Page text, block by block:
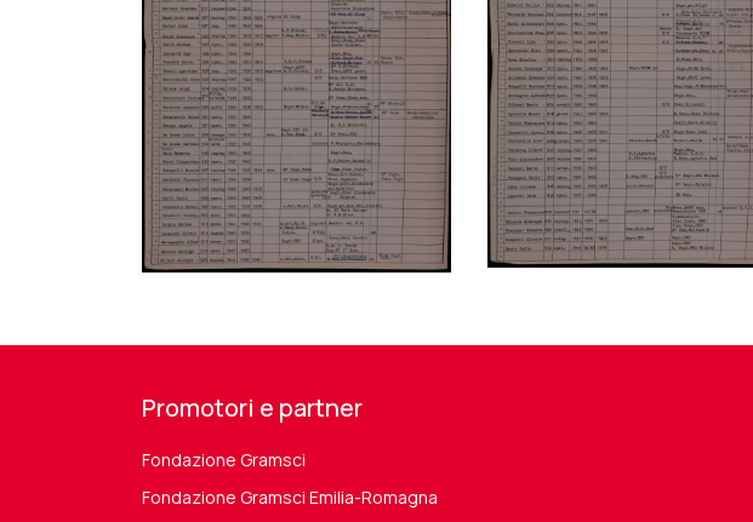
Promotori e partner
Fondazione Gramsci
Fondazione Gramsci Emilia-Romagna